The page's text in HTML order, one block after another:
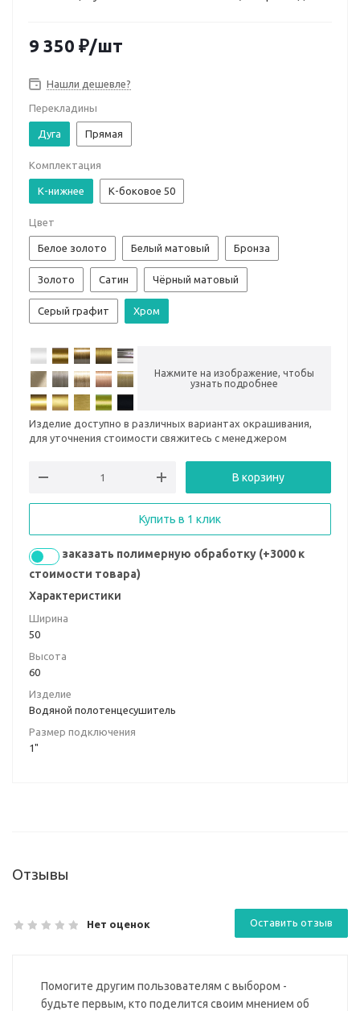
9 350 ₽/шт
Нашли дешевле?
Перекладины
Дуга Прямая
Комплектация
К-нижнее К-боковое 50
Цвет
Белое золото Белый матовый Бронза
Золото Сатин Чёрный матовый
Серый графит Хром
Нажмите на изображение, чтобы
узнать подробнее
Изделие доступно в различных вариантах окрашивания,
для уточнения стоимости свяжитесь с менеджером
В корзину
Купить в 1 клик
заказать полимерную обработку (+3000 к
стоимости товара)
Характеристики
Ширина
50
Высота
60
Изделие
Водяной полотенцесушитель
Размер подключения
1"
Отзывы
Нет оценок Оставить отзыв
Помогите другим пользователям с выбором -
будьте первым, кто поделится своим мнением об